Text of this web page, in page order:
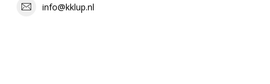
info@kklup.nl